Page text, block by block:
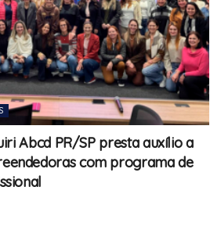
Abcd PR/SP presta auxílio a
com programa de